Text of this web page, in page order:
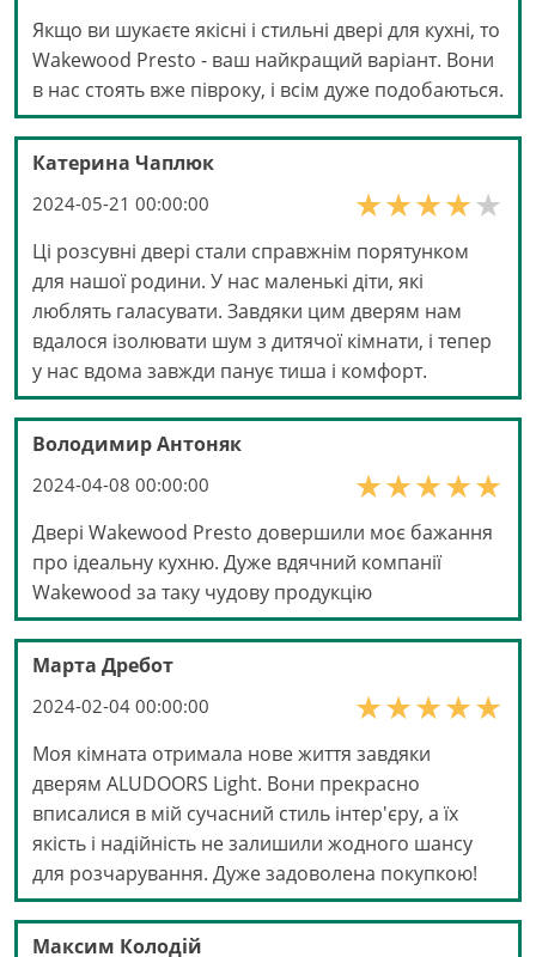
Якщо ви шукаєте якісні і стильні двері для кухні, то
Wakewood Presto - ваш найкращий варіант. Вони
в нас стоять вже півроку, і всім дуже подобаються.
Катерина Чаплюк
2024-05-21 00:00:00
Ці розсувні двері стали справжнім порятунком
для нашої родини. У нас маленькі діти, які
люблять галасувати. Завдяки цим дверям нам
вдалося ізолювати шум з дитячої кімнати, і тепер
у нас вдома завжди панує тиша і комфорт.
Володимир Антоняк
2024-04-08 00:00:00
Двері Wakewood Presto довершили моє бажання
про ідеальну кухню. Дуже вдячний компанії
Wakewood за таку чудову продукцію
Марта Дребот
2024-02-04 00:00:00
Моя кімната отримала нове життя завдяки
дверям ALUDOORS Light. Вони прекрасно
вписалися в мій сучасний стиль інтер'єру, а їх
якість і надійність не залишили жодного шансу
для розчарування. Дуже задоволена покупкою!
Максим Колодій